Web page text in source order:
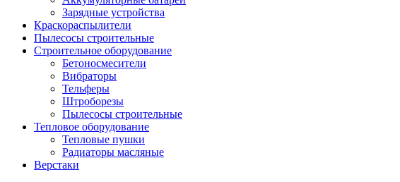
Зарядные устройства
Краскораспылители
Пылесосы строительные
Строительное оборудование
Бетоносмесители
Вибраторы
Тельферы
Штроборезы
Пылесосы строительные
Тепловое оборудование
Тепловые пушки
Радиаторы масляные
Верстаки